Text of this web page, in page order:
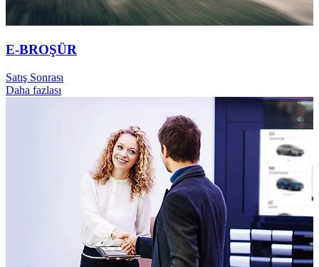
E-BROŞÜR
Satış Sonrası
Daha fazlası